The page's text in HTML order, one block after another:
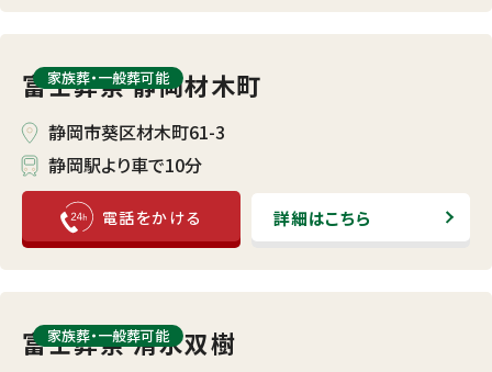
富士葬祭 静岡材木町
家族葬・⼀般葬可能
静岡市葵区材木町61-3
静岡駅より車で10分
詳細はこちら
富士葬祭 清水双樹
家族葬・⼀般葬可能